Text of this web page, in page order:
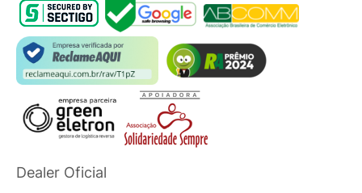
Dealer Oficial